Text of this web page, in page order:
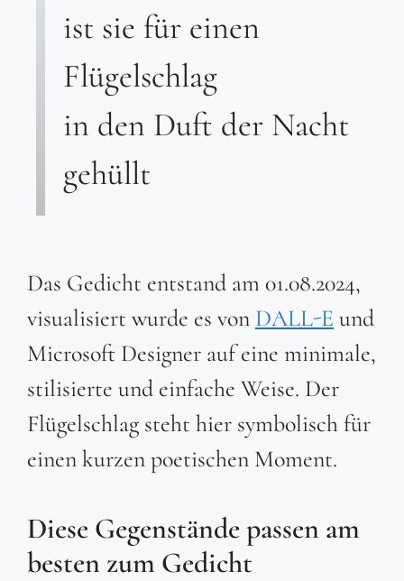
ist sie für einen
Flügelschlag
in den Duft der Nacht
gehüllt
Das Gedicht entstand am 01.08.2024,
visualisiert wurde es von DALL-E und
Microsoft Designer auf eine minimale,
stilisierte und einfache Weise. Der
Flügelschlag steht hier symbolisch für
einen kurzen poetischen Moment.
Diese Gegenstände passen am
besten zum Gedicht